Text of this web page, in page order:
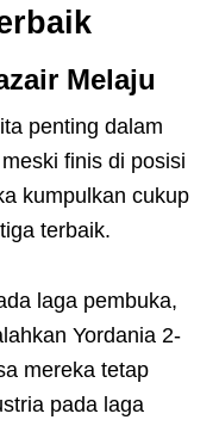
Melaju
penting dalam
finis di posisi
kumpulkan cukup
terbaik.
laga pembuka,
Yordania 2-
mereka tetap
pada laga